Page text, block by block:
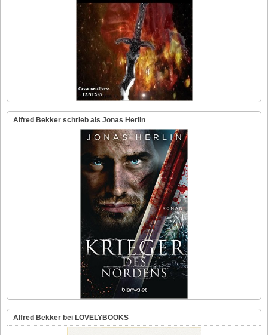
Alfred Bekker schrieb als Jonas Herlin
Alfred Bekker bei LOVELYBOOKS